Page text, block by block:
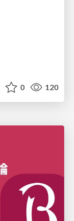
0 120